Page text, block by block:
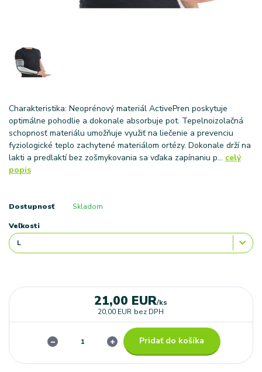
Charakteristika: Neoprénový materiál ActivePren poskytuje
optimálne pohodlie a dokonale absorbuje pot. Tepelnoizolačná
schopnosť materiálu umožňuje využiť na liečenie a prevenciu
fyziologické teplo zachytené materiálom ortézy. Dokonale drží na
lakti a predlaktí bez zošmykovania sa vďaka zapínaniu p... celý
popis
Dostupnosť Skladom
Veľkosti
21,00 EUR/ks
20,00 EUR bez DPH
Pridať do košíka